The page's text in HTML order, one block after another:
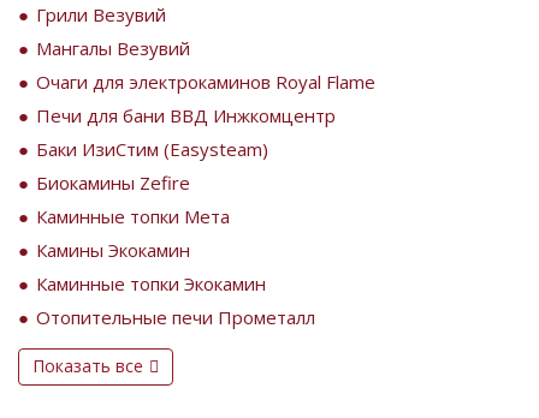
Грили Везувий
Мангалы Везувий
Очаги для электрокаминов Royal Flame
Печи для бани ВВД Инжкомцентр
Баки ИзиСтим (Easysteam)
Биокамины Zefire
Каминные топки Мета
Камины Экокамин
Каминные топки Экокамин
Отопительные печи Прометалл
Показать все